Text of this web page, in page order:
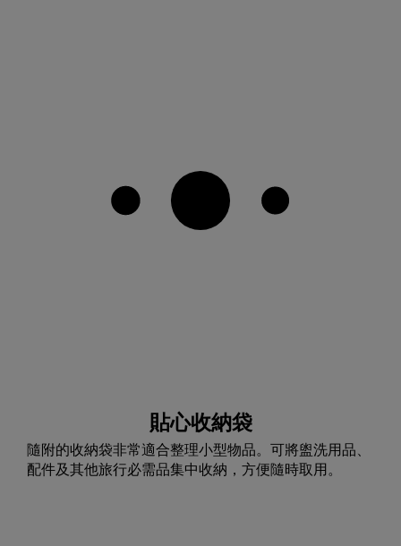
貼心收納袋
隨附的收納袋非常適合整理小型物品。可將盥洗用品、
配件及其他旅行必需品集中收納，方便隨時取用。